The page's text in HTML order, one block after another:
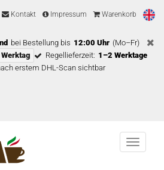
Kontakt Impressum Warenkorb
bei Bestellung bis 12:00 Uhr (Mo–Fr)
Regellieferzeit: 1–2 Werktage
erstem DHL-Scan sichtbar
Menu